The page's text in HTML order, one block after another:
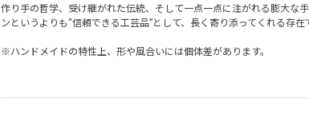
作り手の哲学、受け継がれた伝統、そして一点一点に注がれる膨大な
ンというよりも“信頼できる工芸品”として、長く寄り添ってくれる存在
※ハンドメイドの特性上、形や風合いには個体差があります。